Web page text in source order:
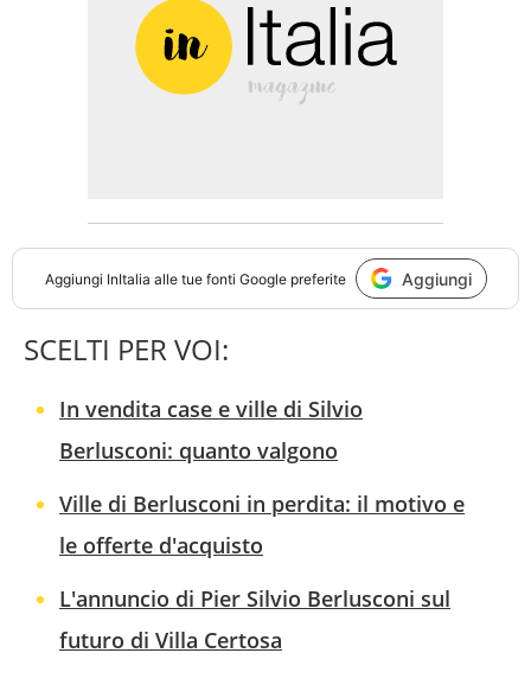
Aggiungi InItalia alle tue fonti Google preferite Aggiungi
SCELTI PER VOI:
In vendita case e ville di Silvio
Berlusconi: quanto valgono
Ville di Berlusconi in perdita: il motivo e
le offerte d'acquisto
L'annuncio di Pier Silvio Berlusconi sul
futuro di Villa Certosa